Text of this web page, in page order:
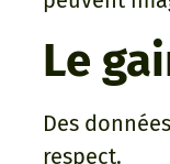
Le
Des
respect.